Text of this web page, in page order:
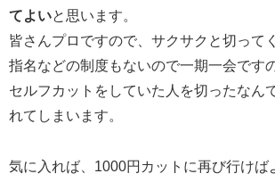
てよいと思います。
皆さんプロですので、サクサクと切って
指名などの制度もないので一期一会です
セルフカットをしていた人を切ったなん
れてしまいます。
気に入れば、1000円カットに再び行けば